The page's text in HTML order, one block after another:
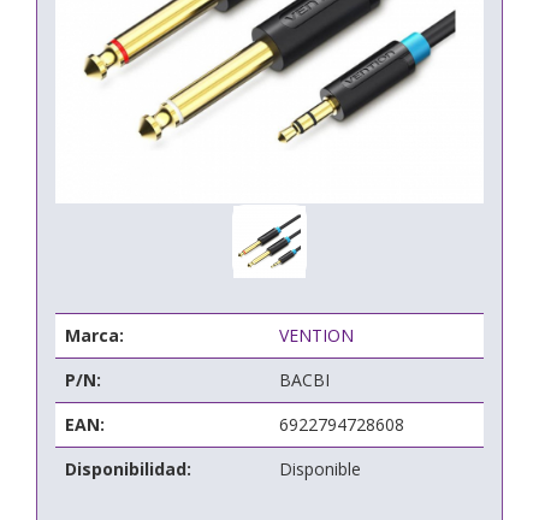
Marca:
VENTION
P/N:
BACBI
EAN:
6922794728608
Disponibilidad:
Disponible